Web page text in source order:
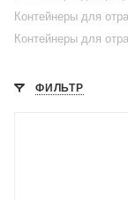
Контейнеры для
Контейнеры для
ФИЛЬТР